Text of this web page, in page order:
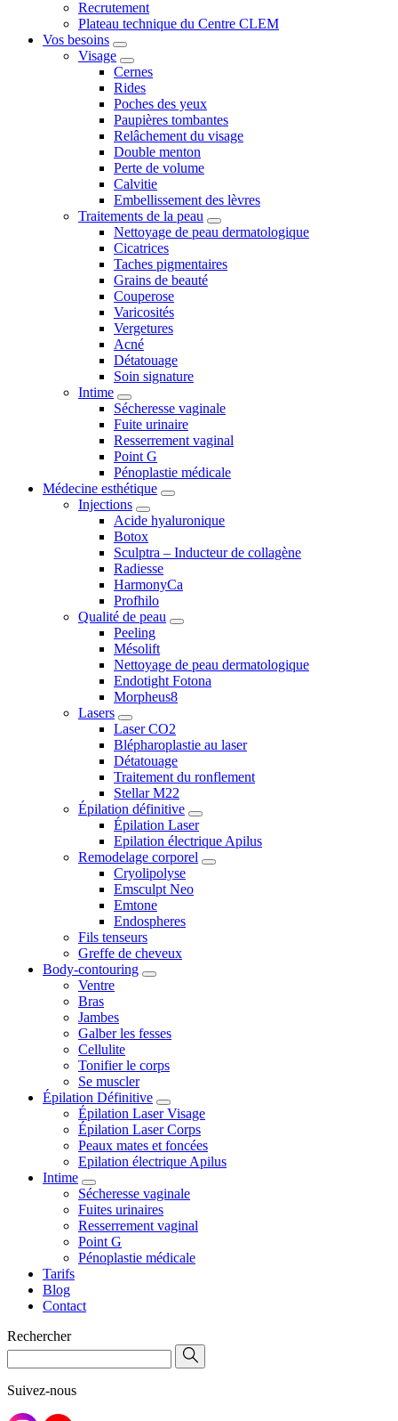
Recrutement
Plateau technique du Centre CLEM
Vos besoins
Visage
Cernes
Rides
Poches des yeux
Paupières tombantes
Relâchement du visage
Double menton
Perte de volume
Calvitie
Embellissement des lèvres
Traitements de la peau
Nettoyage de peau dermatologique
Cicatrices
Taches pigmentaires
Grains de beauté
Couperose
Varicosités
Vergetures
Acné
Détatouage
Soin signature
Intime
Sécheresse vaginale
Fuite urinaire
Resserrement vaginal
Point G
Pénoplastie médicale
Médecine esthétique
Injections
Acide hyaluronique
Botox
Sculptra – Inducteur de collagène
Radiesse
HarmonyCa
Profhilo
Qualité de peau
Peeling
Mésolift
Nettoyage de peau dermatologique
Endotight Fotona
Morpheus8
Lasers
Laser CO2
Blépharoplastie au laser
Détatouage
Traitement du ronflement
Stellar M22
Épilation définitive
Épilation Laser
Epilation électrique Apilus
Remodelage corporel
Cryolipolyse
Emsculpt Neo
Emtone
Endospheres
Fils tenseurs
Greffe de cheveux
Body-contouring
Ventre
Bras
Jambes
Galber les fesses
Cellulite
Tonifier le corps
Se muscler
Épilation Définitive
Épilation Laser Visage
Épilation Laser Corps
Peaux mates et foncées
Epilation électrique Apilus
Intime
Sécheresse vaginale
Fuites urinaires
Resserrement vaginal
Point G
Pénoplastie médicale
Tarifs
Blog
Contact
Rechercher
Suivez-nous